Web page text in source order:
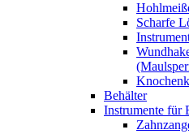
Scharfe
Behälter
Instrumente für